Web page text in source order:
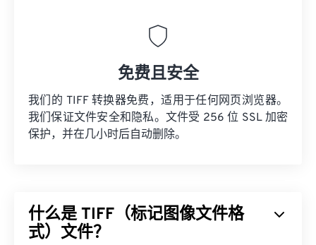
免费且安全
我们的 TIFF 转换器免费，适用于任何网页浏览器。
我们保证文件安全和隐私。文件受 256 位 SSL 加密
保护，并在几小时后自动删除。
什么是 TIFF（标记图像文件格
式）文件？